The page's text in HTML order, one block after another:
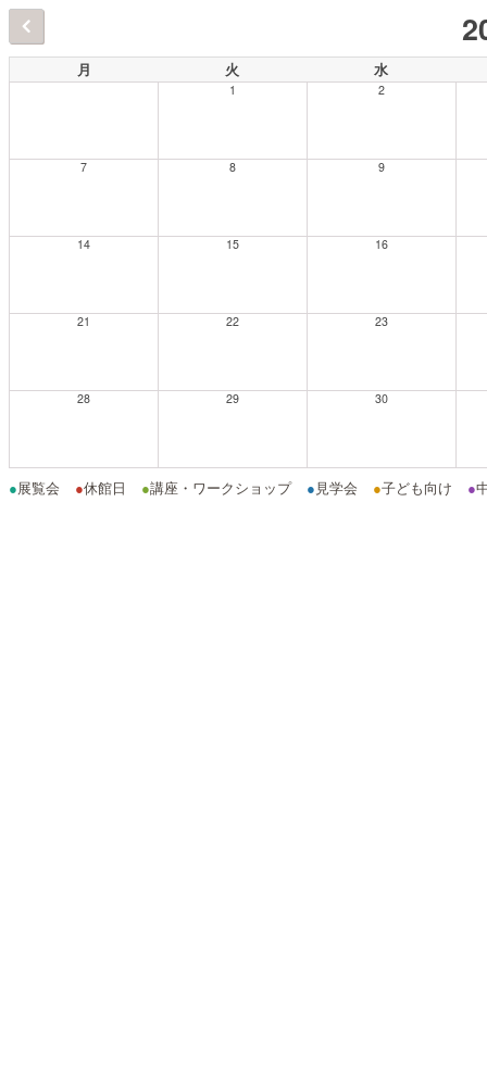
月 火 水
1 2
7 8 9
14 15 16
21 22 23
28 29 30
●展覧会 ●休館日 ●講座・ワークショップ ● 見学会 ●子ども向け ●